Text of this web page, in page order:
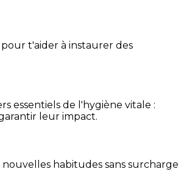
t'aider à instaurer des
essentiels de l'hygiène vitale :
leur impact.
habitudes sans surcharge